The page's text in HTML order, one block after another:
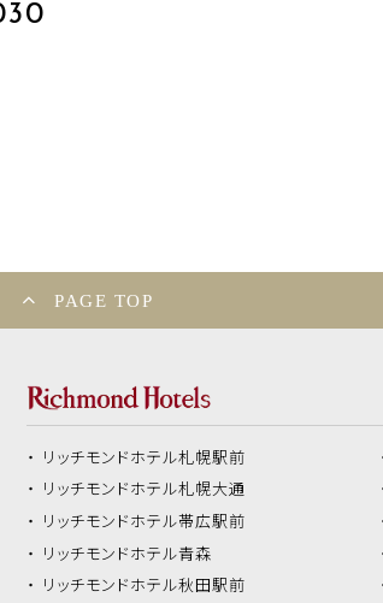
PAGE TOP
リッチモンドホテル札幌駅前
リッチモンドホテル札幌大通
リッチモンドホテル帯広駅前
リッチモンドホテル青森
リッチモンドホテル秋田駅前